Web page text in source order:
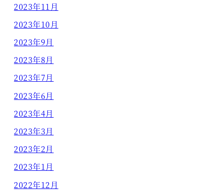
2023年11月
2023年10月
2023年9月
2023年8月
2023年7月
2023年6月
2023年4月
2023年3月
2023年2月
2023年1月
2022年12月